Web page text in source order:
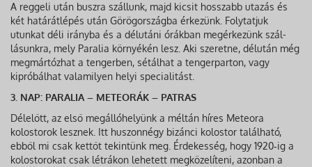
A reggeli után buszra szállunk, majd kicsit hosszabb utazás és
két határátlépés után Görögországba érkezünk. Folytatjuk
utunkat déli irányba és a délutáni órákban megérkezünk szál­
lásunkra, mely Paralia környékén lesz. Aki szeretne, délután még
megmártózhat a tengerben, sétálhat a tengerparton, vagy
kipróbálhat valamilyen helyi specialitást.
3. NAP: PARALIA – METEORÁK – PATRAS
Délelőtt, az első megállóhelyünk a méltán híres Meteora
kolostorok lesznek. Itt huszonnégy bizánci kolostor található,
ebből mi csak kettőt tekintünk meg. Érdekesség, hogy 1920‑ig a
kolostorokat csak létrákon lehetett megközelíteni, azon­ban a